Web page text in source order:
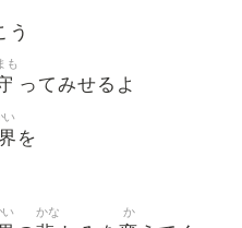
う
も
ってみせるよ
い
を
い かな か